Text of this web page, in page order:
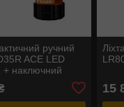
ручний
ACE LED
+ наключний
|
серія
15